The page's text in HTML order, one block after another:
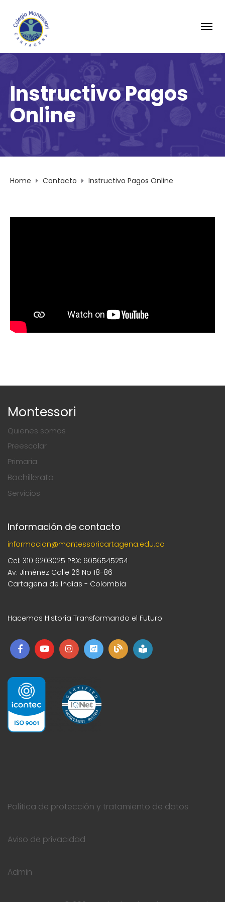
Instructivo Pagos
Online
Home Contacto Instructivo Pagos Online
Montessori
Quienes somos
Preescolar
Primaria
Bachillerato
Servicios
Información de contacto
informacion@montessoricartagena.edu.co
Cel: 310 6203025 PBX: 6056545254
Av. Jiménez Calle 26 No 18-86
Cartagena de Indias - Colombia
Hacemos Historia Transformando el Futuro
Política de protección y tratamiento de datos
Aviso de privacidad
Admin